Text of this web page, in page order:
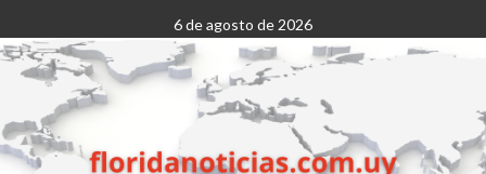
al
contenido
6 de agosto de 2026